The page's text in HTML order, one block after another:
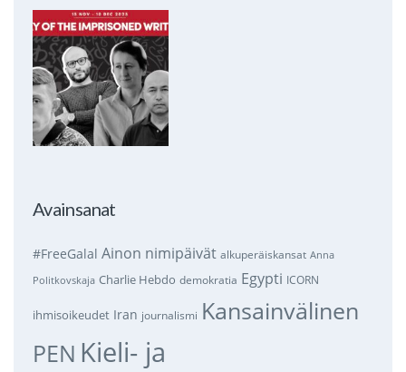
Avainsanat
#FreeGalal Ainon nimipäivät alkuperäiskansat Anna
Politkovskaja Charlie Hebdo demokratia Egypti ICORN
ihmisoikeudet Iran journalismi Kansainvälinen
PEN Kieli- ja